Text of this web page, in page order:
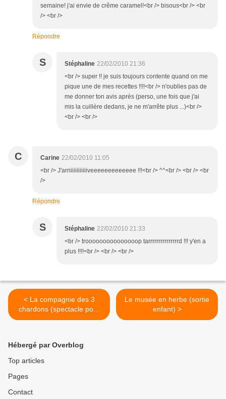
semaine! j'ai envie de crême caramel!<br /> bisous<br /> <br
/> <br />
Répondre
S Stéphaline 22/02/2010 21:36
<br /> super !! je suis toujours contente quand on me
pique une de mes recettes !!!!<br /> n'oublies pas de
me donner ton avis après (perso, une fois que j'ai
mis la cuillère dedans, je ne m'arrête plus ...)<br />
<br /> <br />
C Carine 22/02/2010 11:05
<br /> J'arriiiiiiiiiiiiveeeeeeeeeeeee !!!<br /> ^^<br /> <br /> <br
/>
Répondre
S Stéphaline 22/02/2010 21:33
<br /> trooooooooooooooop tarrrrrrrrrrrrrrrd !!! y'en a
plus !!!!<br /> <br /> <br />
< La compagnie des 3
chardons (spectacle pour
enfant)
Le musée en herbe (sortie
enfant) >
Hébergé par Overblog
Top articles
Pages
Contact